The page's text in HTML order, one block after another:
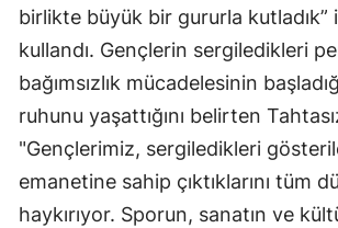
birlikte büyük bir gururla kutladık”
kullandı. Gençlerin sergiledikleri
bağımsızlık mücadelesinin
ruhunu yaşattığını belirten
"Gençlerimiz, sergiledikleri
emanetine sahip çıktıklarını tüm
haykırıyor. Sporun, sanatın ve